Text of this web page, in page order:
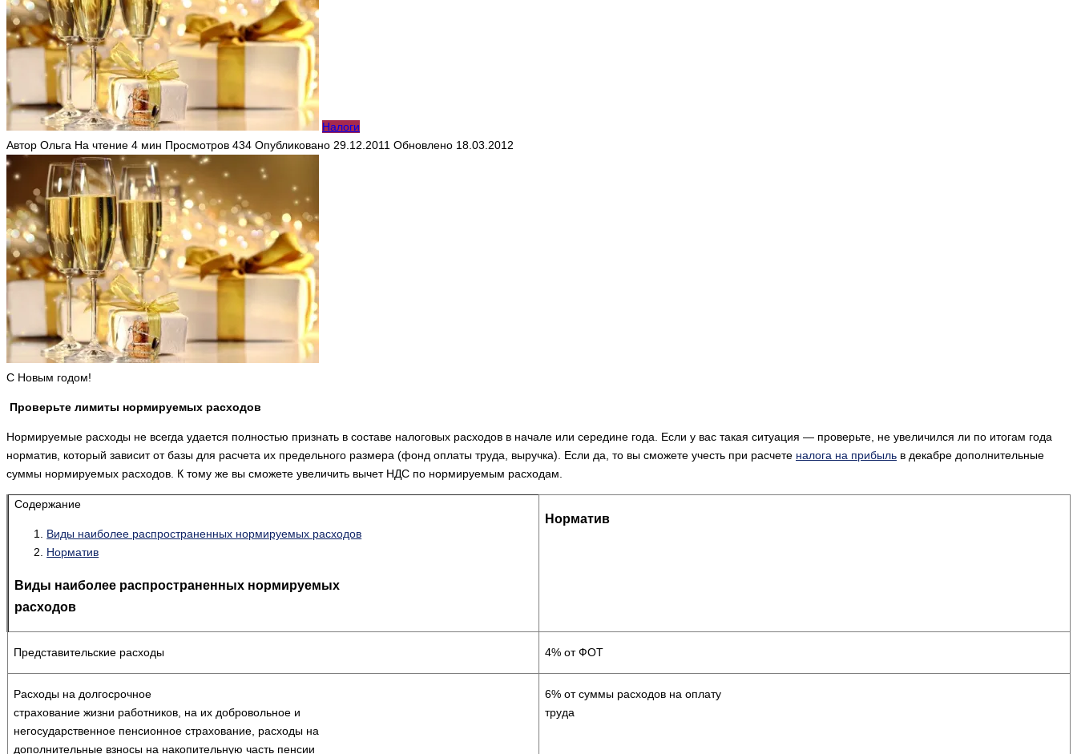
Налоги
Автор Ольга На чтение 4 мин Просмотров 434 Опубликовано 29.12.2011 Обновлено 18.03.2012
С Новым годом!
Проверьте лимиты нормируемых расходов
Нормируемые расходы не всегда удается полностью признать в составе нало­говых расходов в начале или середине года. Если у вас такая ситуация — про­верьте, не увеличился ли по итогам года
норматив, который зависит от базы для расчета их предельного размера (фонд оплаты труда, выручка). Если да, то вы сможете учесть при расчете налога на прибыль в декабре дополнительные
суммы нормируемых расходов. К тому же вы сможете увеличить вычет НДС по нормиру­емым расходам.
Содержание
Виды наиболее распространенных нормируе­мых расходов
Норматив
Виды наиболее распространенных нормируе­мых
расходов
Норматив
Представительские расходы 4% от ФОТ
Расходы на долгосрочное
страхование жизни ра­ботников, на их добровольное и
негосударствен­ное пенсионное страхование, расходы на
допол­нительные взносы на накопительную часть пенсии
6% от суммы расходов на оплату
труда